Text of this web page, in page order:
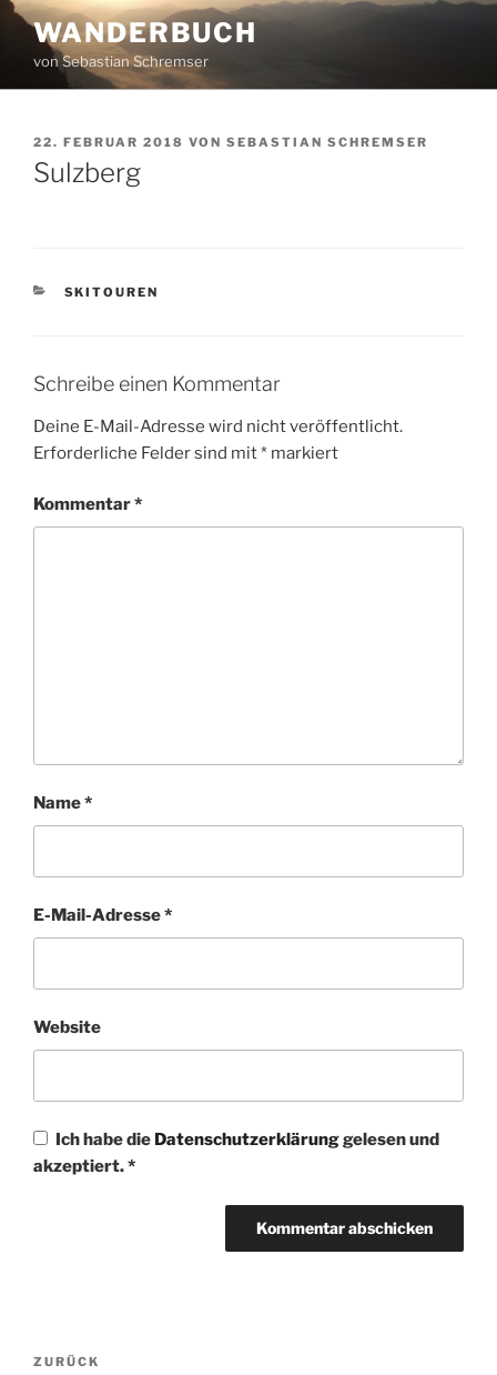
Zum
Inhalt
springen
WANDERBUCH
von Sebastian Schremser
VERÖFFENTLICHT
AM
22. FEBRUAR 2018 VON SEBASTIAN SCHREMSER
Sulzberg
KATEGORIEN
SKITOUREN
Schreibe einen Kommentar
Deine E-Mail-Adresse wird nicht veröffentlicht.
Erforderliche Felder sind mit* markiert
Kommentar*
Name*
E-Mail-Adresse*
Website
Ich habe die Datenschutzerklärunggelesen und
akzeptiert.*
Beitragsnavigation
Vorheriger
ZURÜCK